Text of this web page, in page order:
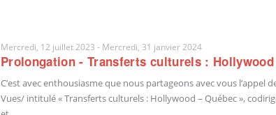
Mercredi, 12 juillet 2023 - Mercredi, 31 janvier 2024
Prolongation - Transferts culturels : Hollywood
C’est avec enthousiasme que nous partageons avec vous
Vues/ intitulé « Transferts culturels : Hollywood – Québec »,